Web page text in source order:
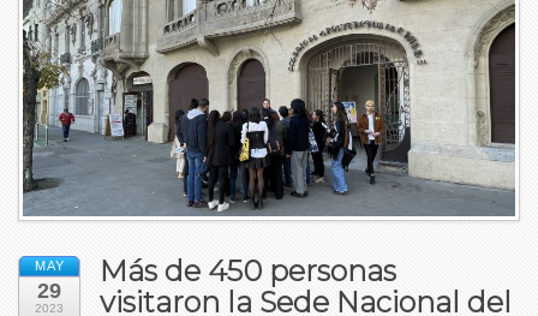
Medios
Contacto
Buscar:
MAY
29
2023
Más de 450 personas
visitaron la Sede Nacional del